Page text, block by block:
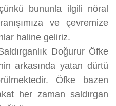
bununla ilgili nöral
ve çevremize
haline geliriz.
Doğurur Öfke
arkasında yatan dürtü
Öfke bazen
her zaman saldırgan